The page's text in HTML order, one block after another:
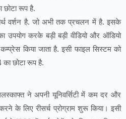
छोटा रूप है.
वर्शन है. जो अभी तक प्रचलन में है. इसके
उपयोग करके बड़ी बड़ी वीडियो और ऑडियो
किया जाता है. इसी फाइल सिस्टम को
का छोटा रूप है.
ने अपनी यूनिवर्सिटी में कम दर और
के लिए रीसर्च प्रोग्राम शुरू किया। इसी